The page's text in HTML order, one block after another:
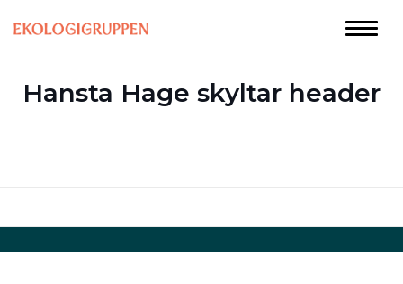
Hansta Hage skyltar header